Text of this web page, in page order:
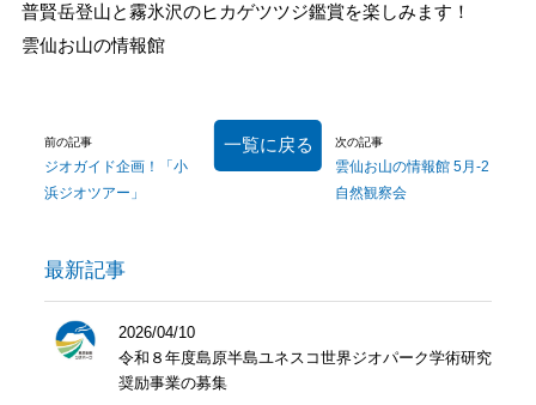
普賢岳登山と霧氷沢のヒカゲツツジ鑑賞を楽しみます！
雲仙お山の情報館
前の記事
ジオガイド企画！「小
浜ジオツアー」
次の記事
雲仙お山の情報館 5月-2
自然観察会
一覧に戻る
最新記事
2026/04/10
令和８年度島原半島ユネスコ世界ジオパーク学術研究
奨励事業の募集